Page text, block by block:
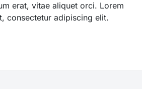
erat, vitae aliquet orci. Lorem
consectetur adipiscing elit.